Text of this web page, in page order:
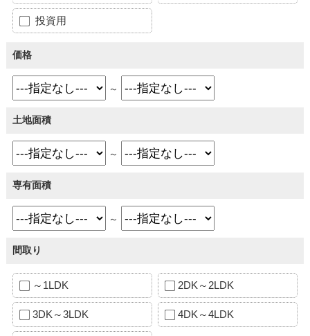
投資用
価格
～
土地面積
～
専有面積
～
間取り
～1LDK 2DK～2LDK
3DK～3LDK 4DK～4LDK